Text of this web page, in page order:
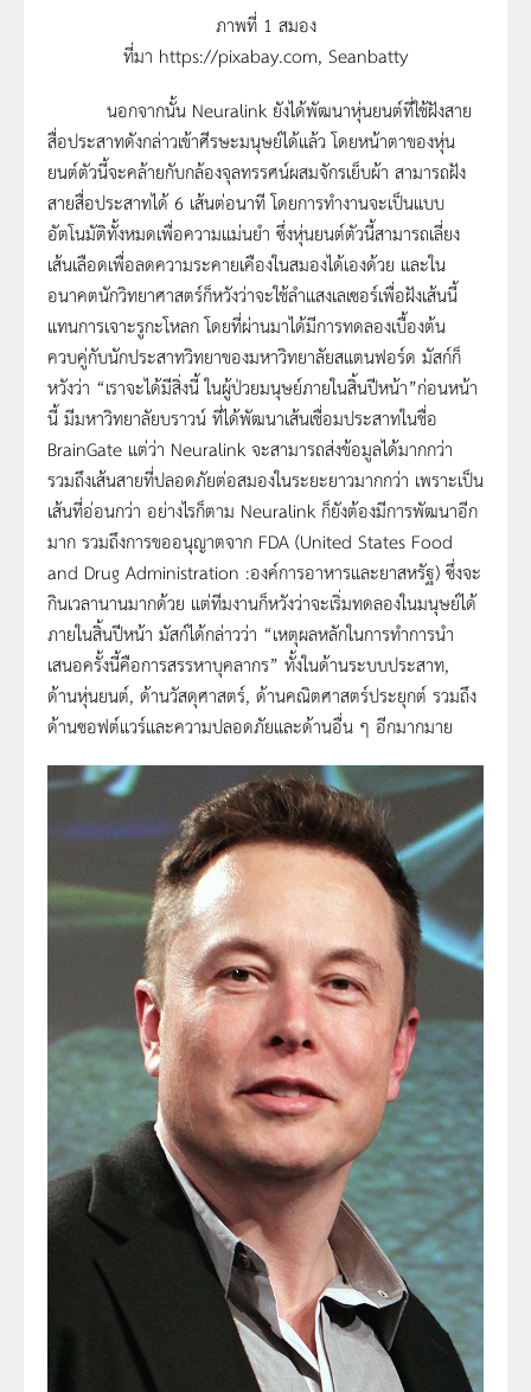
ภาพที่ 1 สมอง
ที่มา https://pixabay.com, Seanbatty
นอกจากนั้น Neuralink ยังได้พัฒนาหุ่นยนต์ที่ใช้ฝังสาย
สื่อประสาทดังกล่าวเข้าศีรษะมนุษย์ได้แล้ว โดยหน้าตาของหุ่น
ยนต์ตัวนี้จะคล้ายกับกล้องจุลทรรศน์ผสมจักรเย็บผ้า สามารถฝัง
สายสื่อประสาทได้ 6 เส้นต่อนาที โดยการทำงานจะเป็นแบบ
อัตโนมัติทั้งหมดเพื่อความแม่นยำ ซึ่งหุ่นยนต์ตัวนี้สามารถเลี่ยง
เส้นเลือดเพื่อลดความระคายเคืองในสมองได้เองด้วย และใน
อนาคตนักวิทยาศาสตร์ก็หวังว่าจะใช้ลำแสงเลเซอร์เพื่อฝังเส้นนี้
แทนการเจาะรูกะโหลก โดยที่ผ่านมาได้มีการทดลองเบื้องต้น
ควบคู่กับนักประสาทวิทยาของมหาวิทยาลัยสแตนฟอร์ด มัสก์ก็
หวังว่า “เราจะได้มีสิ่งนี้ ในผู้ป่วยมนุษย์ภายในสิ้นปีหน้า”ก่อนหน้า
นี้ มีมหาวิทยาลัยบราวน์ ที่ได้พัฒนาเส้นเชื่อมประสาทในชื่อ
BrainGate แต่ว่า Neuralink จะสามารถส่งข้อมูลได้มากกว่า
รวมถึงเส้นสายที่ปลอดภัยต่อสมองในระยะยาวมากกว่า เพราะเป็น
เส้นที่อ่อนกว่า อย่างไรก็ตาม Neuralink ก็ยังต้องมีการพัฒนาอีก
มาก รวมถึงการขออนุญาตจาก FDA (United States Food
and Drug Administration :องค์การอาหารและยาสหรัฐ) ซึ่งจะ
กินเวลานานมากด้วย แต่ทีมงานก็หวังว่าจะเริ่มทดลองในมนุษย์ได้
ภายในสิ้นปีหน้า มัสก์ได้กล่าวว่า “เหตุผลหลักในการทำการนำ
เสนอครั้งนี้คือการสรรหาบุคลากร” ทั้งในด้านระบบประสาท,
ด้านหุ่นยนต์, ด้านวัสดุศาสตร์, ด้านคณิตศาสตร์ประยุกต์ รวมถึง
ด้านซอฟต์แวร์และความปลอดภัยและด้านอื่น ๆ อีกมากมาย